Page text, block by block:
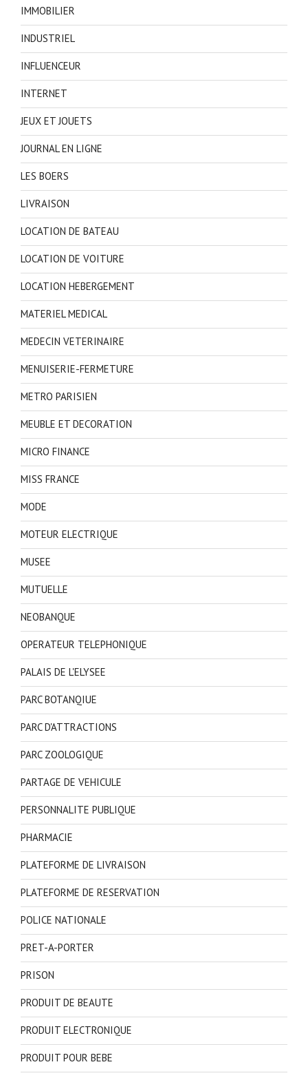
IMMOBILIER
INDUSTRIEL
INFLUENCEUR
INTERNET
JEUX ET JOUETS
JOURNAL EN LIGNE
LES BOERS
LIVRAISON
LOCATION DE BATEAU
LOCATION DE VOITURE
LOCATION HEBERGEMENT
MATERIEL MEDICAL
MEDECIN VETERINAIRE
MENUISERIE-FERMETURE
METRO PARISIEN
MEUBLE ET DECORATION
MICRO FINANCE
MISS FRANCE
MODE
MOTEUR ELECTRIQUE
MUSEE
MUTUELLE
NEOBANQUE
OPERATEUR TELEPHONIQUE
PALAIS DE L'ELYSEE
PARC BOTANQIUE
PARC D'ATTRACTIONS
PARC ZOOLOGIQUE
PARTAGE DE VEHICULE
PERSONNALITE PUBLIQUE
PHARMACIE
PLATEFORME DE LIVRAISON
PLATEFORME DE RESERVATION
POLICE NATIONALE
PRET-A-PORTER
PRISON
PRODUIT DE BEAUTE
PRODUIT ELECTRONIQUE
PRODUIT POUR BEBE